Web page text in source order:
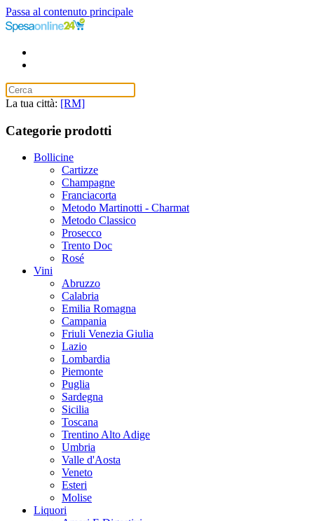
Passa al contenuto principale
La tua città: [RM]
Categorie prodotti
Bollicine
Cartizze
Champagne
Franciacorta
Metodo Martinotti - Charmat
Metodo Classico
Prosecco
Trento Doc
Rosé
Vini
Abruzzo
Calabria
Emilia Romagna
Campania
Friuli Venezia Giulia
Lazio
Lombardia
Piemonte
Puglia
Sardegna
Sicilia
Toscana
Trentino Alto Adige
Umbria
Valle d'Aosta
Veneto
Esteri
Molise
Liquori